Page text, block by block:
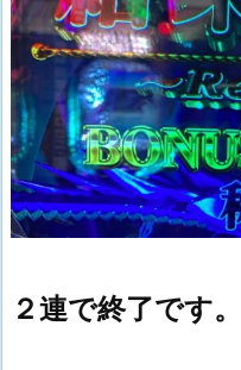
２連で終了です。